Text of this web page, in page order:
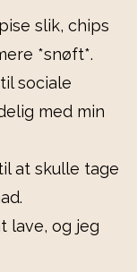
slik, chips
*snøft*.
sociale
med min
at skulle tage
lave, og jeg